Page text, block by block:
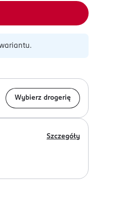
Wybierz drogerię
Szczegóły